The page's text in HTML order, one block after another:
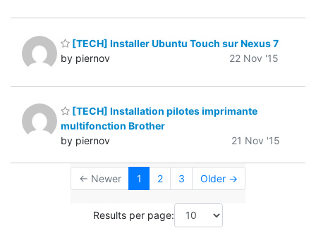
[TECH] Installer Ubuntu Touch sur Nexus 7
by piernov
22 Nov '15
[TECH] Installation pilotes imprimante
multifonction Brother
by piernov
21 Nov '15
← Newer 1 2 3 Older →
Results per page: